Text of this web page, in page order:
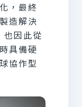
，最終
造解決
因此從
具備硬
協作型